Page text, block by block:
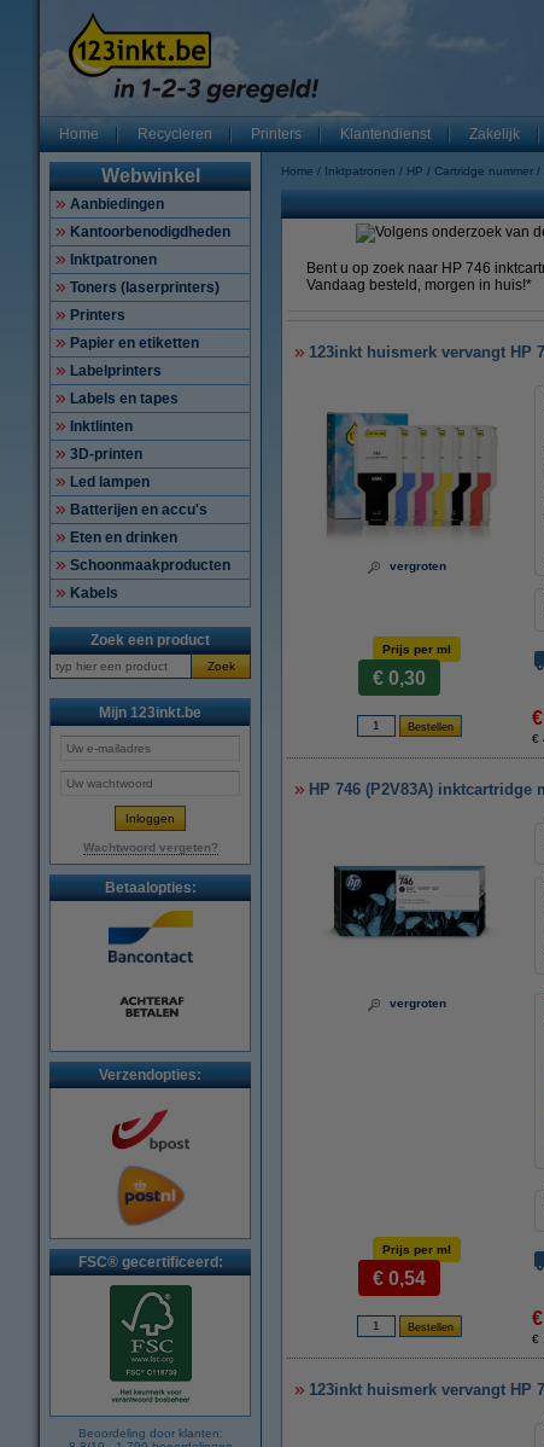
Home Recycleren Printers Klantendienst Zakelijk
Webwinkel
Aanbiedingen
Kantoorbenodigdheden
Inktpatronen
Toners (laserprinters)
Printers
Papier en etiketten
Labelprinters
Labels en tapes
Inktlinten
3D-printen
Led lampen
Batterijen en accu's
Eten en drinken
Schoonmaakproducten
Kabels
Zoek een product
Zoek
Mijn 123inkt.be
Wachtwoord vergeten?
Betaalopties:
Verzendopties:
FSC® gecertificeerd:
Beoordeling door klanten:
Home Inktpatronen HP Cartridge nummer
Bent u op zoek naar HP 746
Vandaag besteld, morgen in huis!*
123inkt huismerk vervangt HP
vergroten
Prijs per ml
€ 0,30
€
HP 746 (P2V83A) inktcartridge
vergroten
Prijs per ml
€ 0,54
€
123inkt huismerk vervangt HP